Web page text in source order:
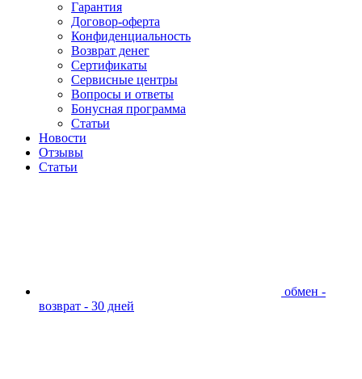
Гарантия
Договор-оферта
Конфиденциальность
Возврат денег
Сертификаты
Сервисные центры
Вопросы и ответы
Бонусная программа
Статьи
Новости
Отзывы
Статьи
обмен -
возврат - 30 дней